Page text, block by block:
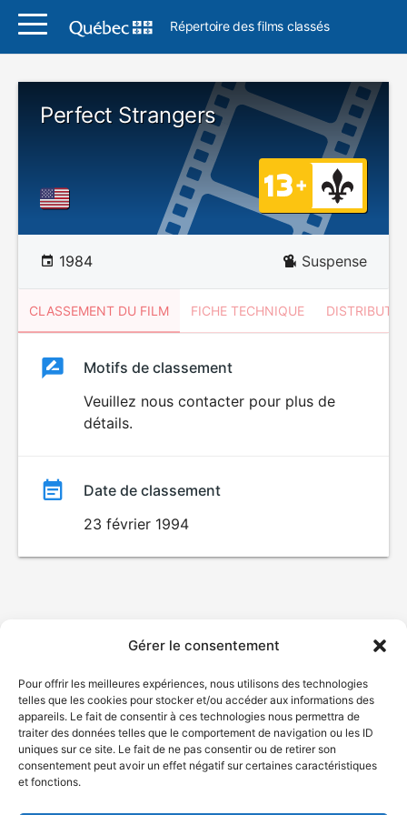
Gérer le consentement
Pour offrir les meilleures expériences, nous utilisons des technologies
telles que les cookies pour stocker et/ou accéder aux informations des
appareils. Le fait de consentir à ces technologies nous permettra de
traiter des données telles que le comportement de navigation ou les ID
uniques sur ce site. Le fait de ne pas consentir ou de retirer son
consentement peut avoir un effet négatif sur certaines caractéristiques
et fonctions.
Répertoire des films classés
Perfect Strangers
1984 Suspense
CLASSEMENT DU FILM FICHE TECHNIQUE
ClassementClassement
Motifs de classement
Veuillez nous contacter pour plus de
détails.
Date de classement
23 février 1994